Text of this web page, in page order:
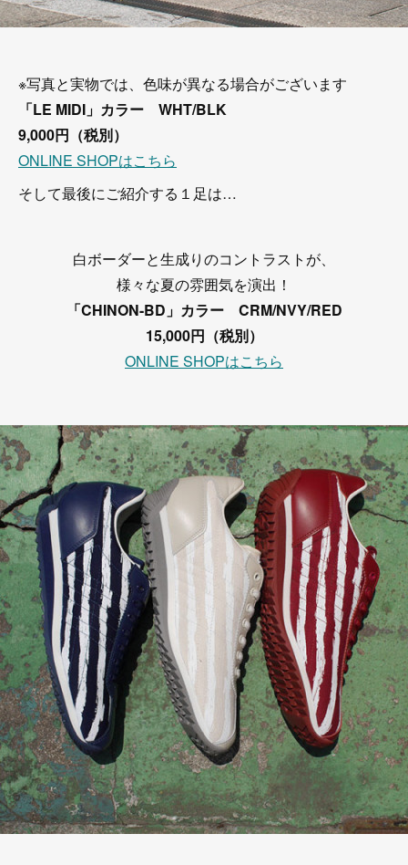
※写真と実物では、色味が異なる場合がございます
「LE MIDI」カラー WHT/BLK
9,000円（税別）
ONLINE SHOPはこちら
そして最後にご紹介する１足は…
白ボーダーと生成りのコントラストが、
様々な夏の雰囲気を演出！
「CHINON-BD」カラー CRM/NVY/RED
15,000円（税別）
ONLINE SHOPはこちら